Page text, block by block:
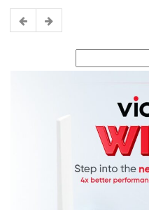
for: